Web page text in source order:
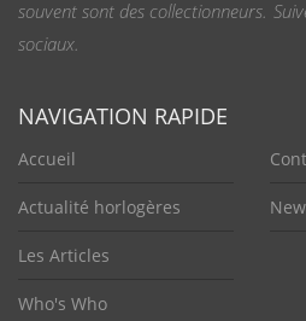
souvent sont des collectionneurs.
sociaux.
NAVIGATION RAPIDE
Accueil
Actualité horlogères
Les Articles
Who's Who